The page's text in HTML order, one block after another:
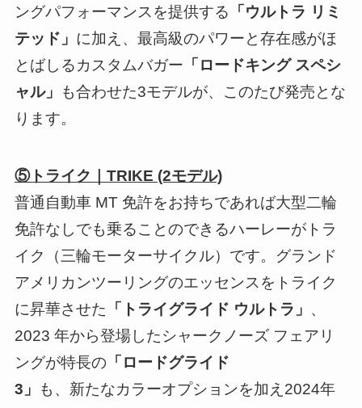
ングパフォーマンスを提供する 「ウルトラ リミ
テッド」 に加え、最高級のパワーと存在感がほ
とばしるカスタムバガー 「ロードキング スペシ
ャル」
も合わせた3モデルが、このたび発売とな
ります。
⑤トライク｜TRIKE (2モデル)
普通自動車 MT 免許をお持ちであれば大型二輪
免許なしでも乗ることのできるハーレーがトラ
イク（三輪モーターサイクル）です。グランド
アメリカンツーリングのエッセンスをトライク
に昇華させた 「トライグライド ウルトラ」 、
2023 年から登場したシャークノーズ フェアリ
ングが特長の「ロードグライド
3」
も、新たなカラーオプションを加え2024年